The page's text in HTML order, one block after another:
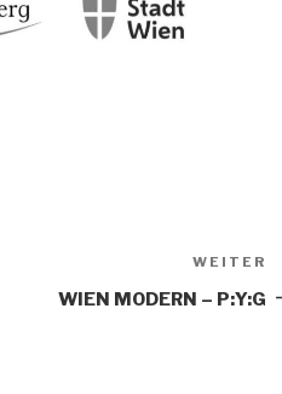
WEITER
WIEN MODERN – P:Y:G